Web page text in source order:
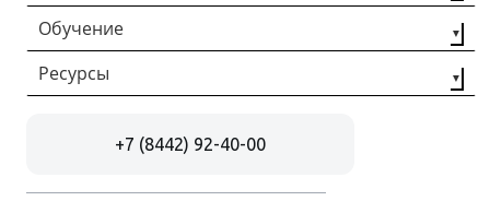
О компании
Наши партнёры
Обучение
Профессиональная
переподготовка
Повышение
квалификации
Рабочие
Ресурсы
+7 (8442) 92-40-00